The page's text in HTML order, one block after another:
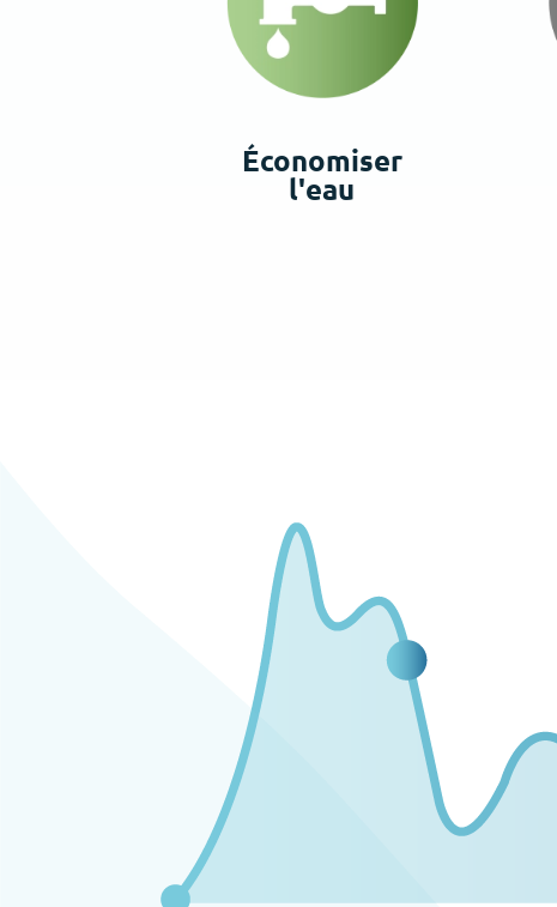
Économiser
l'eau